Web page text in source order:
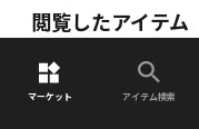
マーケット アイテム検索
閲覧したアイテム